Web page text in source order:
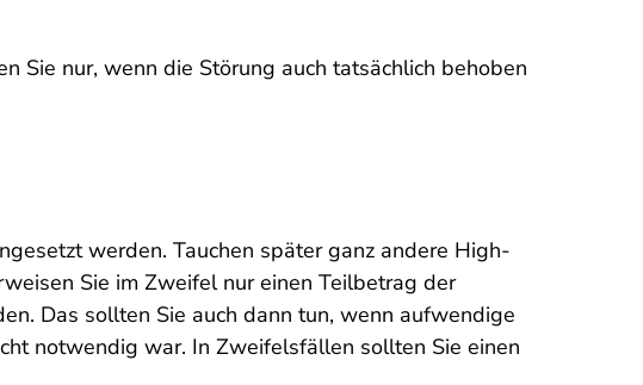
Sie nur, wenn die Störung auch tatsächlich behoben
werden. Tauchen später ganz andere High-
Sie im Zweifel nur einen Teilbetrag der
Das sollten Sie auch dann tun, wenn aufwendige
notwendig war. In Zweifelsfällen sollten Sie einen